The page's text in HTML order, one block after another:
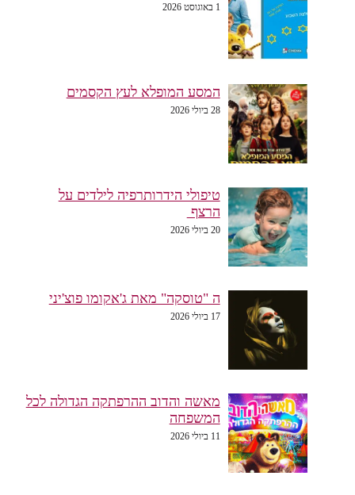
1 באוגוסט 2026
המסע המופלא לעץ הקסמים
28 ביולי 2026
טיפולי הידרותרפיה לילדים על
הרצף
20 ביולי 2026
ה "טוסקה" מאת ג'אקומו פוצ'יני
17 ביולי 2026
מאשה והדוב ההרפתקה הגדולה לכל
המשפחה
11 ביולי 2026